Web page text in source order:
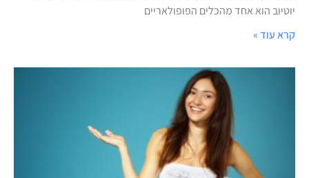
יוטיוב הוא אחד מהכלים הפופולאריים
קרא עוד »